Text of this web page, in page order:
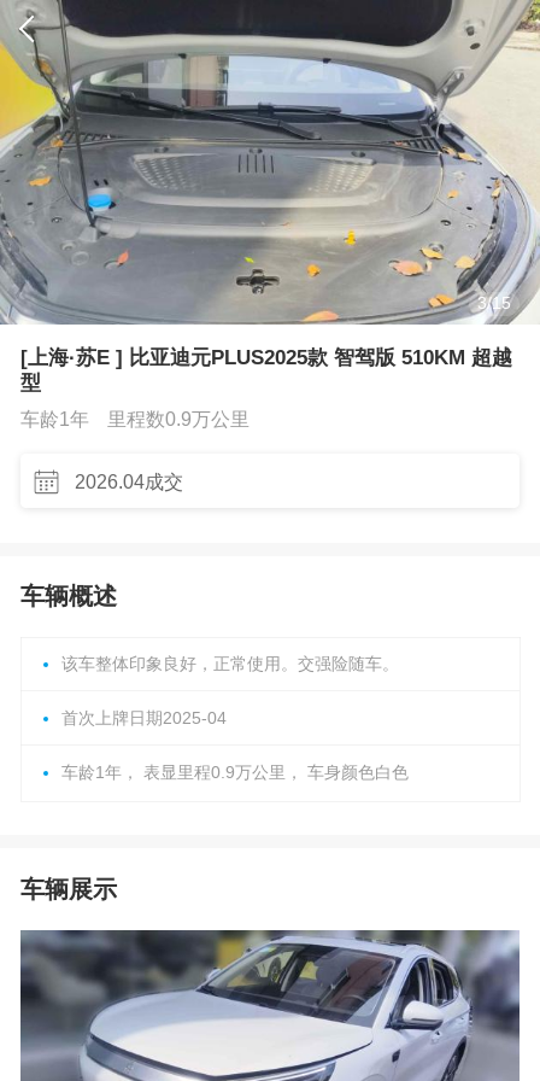
3/15
[上海·苏E ] 比亚迪元PLUS2025款 智驾版 510KM 超越
型
车龄1年 里程数0.9万公里
2026.04成交
车辆概述
该车整体印象良好，正常使用。交强险随车。
首次上牌日期2025-04
车龄1年， 表显里程0.9万公里， 车身颜色白色
车辆展示